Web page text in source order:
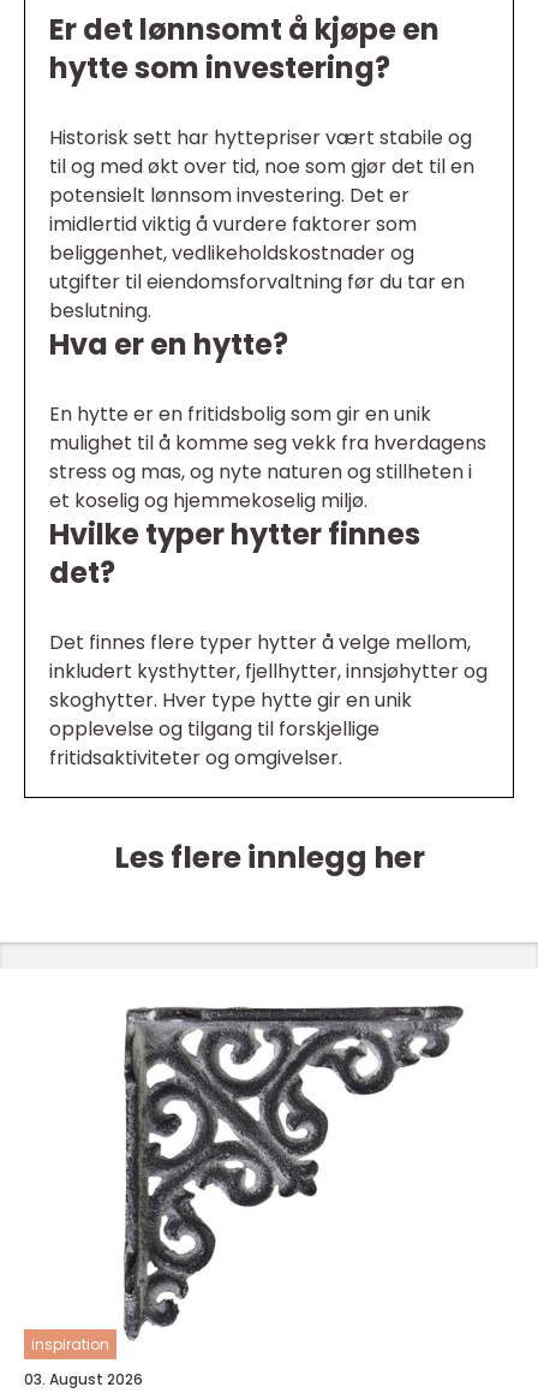
Er det lønnsomt å kjøpe en
hytte som investering?
Historisk sett har hyttepriser vært stabile og
til og med økt over tid, noe som gjør det til en
potensielt lønnsom investering. Det er
imidlertid viktig å vurdere faktorer som
beliggenhet, vedlikeholdskostnader og
utgifter til eiendomsforvaltning før du tar en
beslutning.
Hva er en hytte?
En hytte er en fritidsbolig som gir en unik
mulighet til å komme seg vekk fra hverdagens
stress og mas, og nyte naturen og stillheten i
et koselig og hjemmekoselig miljø.
Hvilke typer hytter finnes
det?
Det finnes flere typer hytter å velge mellom,
inkludert kysthytter, fjellhytter, innsjøhytter og
skoghytter. Hver type hytte gir en unik
opplevelse og tilgang til forskjellige
fritidsaktiviteter og omgivelser.
Les flere innlegg her
inspiration
03. August 2026